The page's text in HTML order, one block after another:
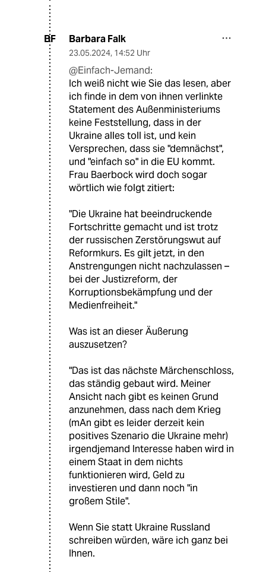
BF Barbara Falk
23.05.2024, 14:52 Uhr
@Einfach-Jemand:
Ich weiß nicht wie Sie das lesen, aber
ich finde in dem von ihnen verlinkte
Statement des Außenministeriums
keine Feststellung, dass in der
Ukraine alles toll ist, und kein
Versprechen, dass sie "demnächst",
und "einfach so" in die EU kommt.
Frau Baerbock wird doch sogar
wörtlich wie folgt zitiert:
"Die Ukraine hat beeindruckende
Fortschritte gemacht und ist trotz
der russischen Zerstörungswut auf
Reformkurs. Es gilt jetzt, in den
Anstrengungen nicht nachzulassen –
bei der Justizreform, der
Korruptionsbekämpfung und der
Medienfreiheit."
Was ist an dieser Äußerung
auszusetzen?
"Das ist das nächste Märchenschloss,
das ständig gebaut wird. Meiner
Ansicht nach gibt es keinen Grund
anzunehmen, dass nach dem Krieg
(mAn gibt es leider derzeit kein
positives Szenario die Ukraine mehr)
irgendjemand Interesse haben wird in
einem Staat in dem nichts
funktionieren wird, Geld zu
investieren und dann noch "in
großem Stile".
Wenn Sie statt Ukraine Russland
schreiben würden, wäre ich ganz bei
Ihnen.